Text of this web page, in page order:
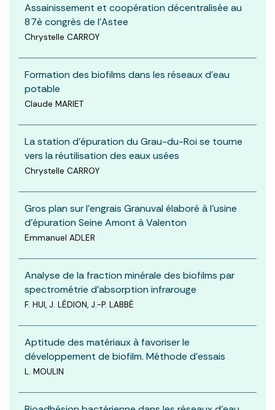
Assainissement et coopération décentralisée au
87è congrès de l'Astee
Chrystelle CARROY
Formation des biofilms dans les réseaux d'eau
potable
Claude MARIET
La station d'épuration du Grau-du-Roi se tourne
vers la réutilisation des eaux usées
Chrystelle CARROY
Gros plan sur l'engrais Granuval élaboré à l'usine
d'épuration Seine Amont à Valenton
Emmanuel ADLER
Analyse de la fraction minérale des biofilms par
spectrométrie d’absorption infrarouge
F. HUI, J. LÉDION, J.-P. LABBÉ
Aptitude des matériaux à favoriser le
développement de biofilm. Méthode d’essais
L. MOULIN